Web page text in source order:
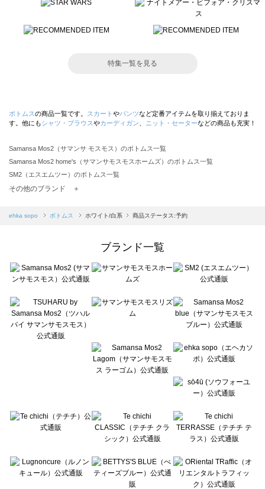
特集一覧を見る
ボトムスの商品一覧です。 スカート やパンツなど定番アイテムを取り揃えておりま
す。他にもシャツ・ブラウスやカーディガン ニット・セーターなどの商品も充実！
Samansa Mos2（サマンサ モスモス）のボトムス一覧
Samansa Mos2 home's（サマンサモスモスホームズ）のボトムス一覧
SM2（エスエムツー）のボトムス一覧
TSUHARU by Samansa Mos2（ツハルバイサマンサモスモス）のボトムス一覧
Samansa Mos2 blue（サマンサモスモス ブルー）のボトムス一覧
sō4ū（ソウフォーユー）のボトムス一覧
Te chichi（テチチ）のボトムス一覧
Te chichi CLASSIC（テチチ クラシック）のボトムス一覧
Lugnoncure（ルノンキュール）のボトムス一覧
BETTY'S BLUE（べティーズブルー）のボトムス一覧
Wpc.（ワールドパーティー）のボトムス一覧
その他のブランド ＋
ehka sopo ボトムス ホワイト/白系 商品ステータス:予約
ブランド一覧